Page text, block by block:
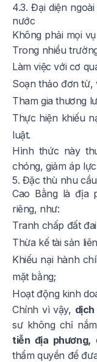
4.3. Đại diện
nước
Không phải mọi
Trong nhiều
Làm việc với cơ
Soạn thảo đơn từ,
Tham gia thương
Thực hiện khiếu
luật.
Hình thức này
chóng, giảm áp
5. Đặc thù nhu
Cao Bằng là địa
riêng, như:
Tranh chấp đất
Thừa kế tài sản
Khiếu nại hành
mặt bằng;
Hoạt động kinh
Chính vì vậy,
sư không chỉ
tiễn địa phương,
thẩm quyền để